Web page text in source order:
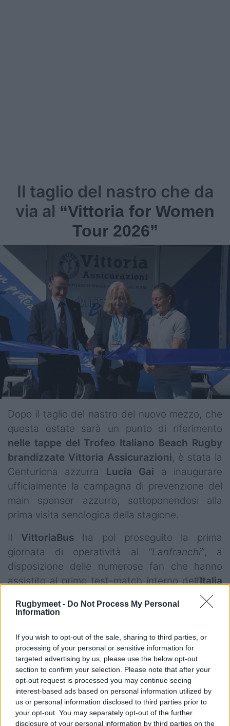
Rugbymeet - Do Not Process My Personal
Information
If you wish to opt-out of the sale, sharing to third parties, or
processing of your personal or sensitive information for
targeted advertising by us, please use the below opt-out
section to confirm your selection. Please note that after your
opt-out request is processed you may continue seeing
interest-based ads based on personal information utilized by
us or personal information disclosed to third parties prior to
your opt-out. You may separately opt-out of the further
disclosure of your personal information by third parties on the
Il taglio del nastro che da
via al “Vittoria for Women
Tour 2026”
Dopo il taglio del nastro del nuovo mezzo, che
questa estate sarà un punto di riferimento
nelle tappe del Trofeo Italiano Beach Rugby
brandizzate Vittoria Assicurazioni, è stata la
Centuriona azzurra Lucia Gai a inaugurare
ufficialmente la campagna di prevenzione del
main sponsor azzurro, sottoponendosi alla
prima visita senologica della stagione.
Il VittoriaBusha poi proseguito la prima
giornata di operatività al “Lanfranchi”, a
disposizione delle numerose fan che hanno
assistito al primo test-match interno dell’Italia